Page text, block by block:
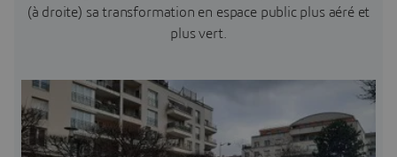
(à droite) sa transformation en espace public plus aéré et
plus vert.